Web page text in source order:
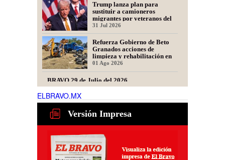
Trump lanza plan para
sustituir a camioneros
migrantes por veteranos del
Ejército
31 Jul 2026
Refuerza Gobierno de Beto
Granados acciones de
limpieza y rehabilitación en
Los Presidentes
01 Ago 2026
BRAVO 29 de Julio del 2026
29 Jul 2026
PepsiCo repone flotilla tras
31 Jul 2026
ELBRAVO.MX
Versión Impresa